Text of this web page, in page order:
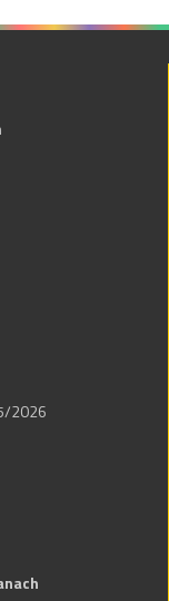
2026